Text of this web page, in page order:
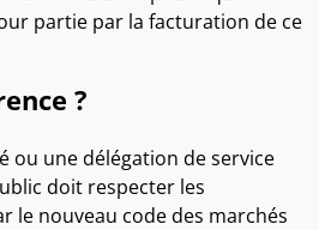
partie par la facturation de ce
?
ou une délégation de service
doit respecter les
le nouveau code des marchés